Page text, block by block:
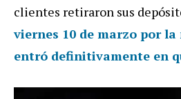
clientes retiraron sus
viernes 10 de marzo por la
entró definitivamente en